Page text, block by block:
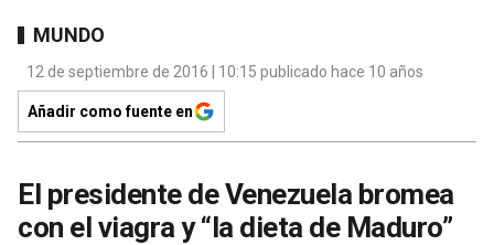
MUNDO
12 de septiembre de 2016 | 10:15 publicado hace 10 años
Añadir como fuente en
El presidente de Venezuela bromea
con el viagra y “la dieta de Maduro”